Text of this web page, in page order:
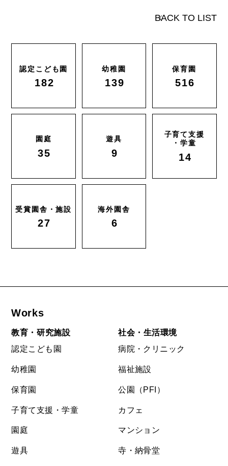
BACK TO LIST
認定こども園
182
幼稚園
139
保育園
516
園庭
35
遊具
9
子育て支援
・学童
14
受賞園舎・施設
27
海外園舎
6
Works
教育・研究施設
認定こども園
幼稚園
保育園
子育て支援・学童
園庭
遊具
社会・生活環境
病院・クリニック
福祉施設
公園（PFI）
カフェ
マンション
寺・納骨堂